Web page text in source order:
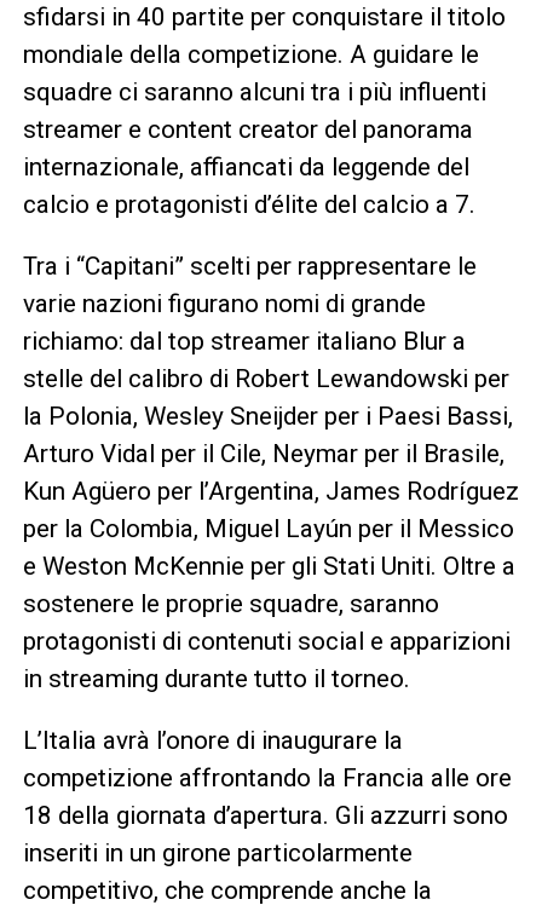
sfidarsi in 40 partite per conquistare il titolo
mondiale della competizione. A guidare le
squadre ci saranno alcuni tra i più influenti
streamer e content creator del panorama
internazionale, affiancati da leggende del
calcio e protagonisti d’élite del calcio a 7.
Tra i “Capitani” scelti per rappresentare le
varie nazioni figurano nomi di grande
richiamo: dal top streamer italiano Blur a
stelle del calibro di Robert Lewandowski per
la Polonia, Wesley Sneijder per i Paesi Bassi,
Arturo Vidal per il Cile, Neymar per il Brasile,
Kun Agüero per l’Argentina, James Rodríguez
per la Colombia, Miguel Layún per il Messico
e Weston McKennie per gli Stati Uniti. Oltre a
sostenere le proprie squadre, saranno
protagonisti di contenuti social e apparizioni
in streaming durante tutto il torneo.
L’Italia avrà l’onore di inaugurare la
competizione affrontando la Francia alle ore
18 della giornata d’apertura. Gli azzurri sono
inseriti in un girone particolarmente
competitivo, che comprende anche la